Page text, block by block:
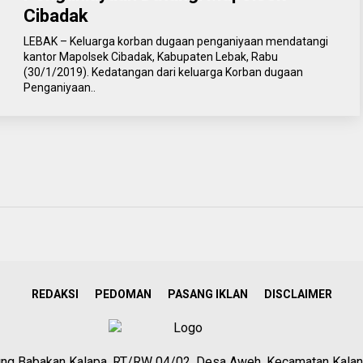
Cibadak
LEBAK – Keluarga korban dugaan penganiyaan mendatangi
kantor Mapolsek Cibadak, Kabupaten Lebak, Rabu
(30/1/2019). Kedatangan dari keluarga Korban dugaan
Penganiyaan..
REDAKSI PEDOMAN PASANG IKLAN DISCLAIMER